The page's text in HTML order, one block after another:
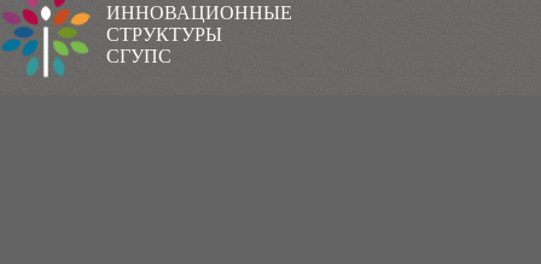
ИННОВАЦИОННЫЕ
СТРУКТУРЫ
СГУПС